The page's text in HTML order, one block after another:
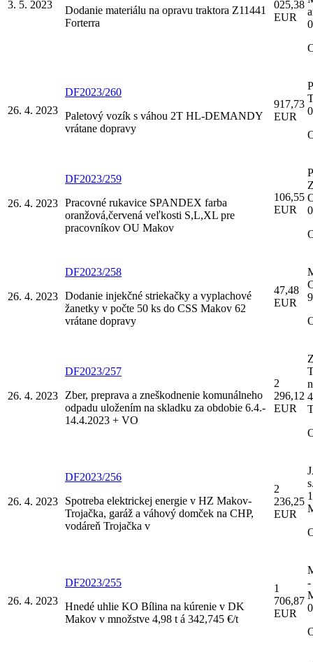
3. 5. 2023
Dodanie materiálu na opravu traktora Z11441
Forterra
025,38
EUR
26. 4. 2023
DF2023/260
Paletový vozík s váhou 2T HL-DEMANDY
vrátane dopravy
917,73
EUR
26. 4. 2023
DF2023/259
Pracovné rukavice SPANDEX farba
oranžová,červená veľkosti S,L,XL pre
pracovníkov OU Makov
106,55
EUR
26. 4. 2023
DF2023/258
Dodanie injekčné striekačky a vyplachové
žanetky v počte 50 ks do CSS Makov 62
vrátane dopravy
47,48
EUR
26. 4. 2023
DF2023/257
Zber, preprava a zneškodnenie komunálneho
odpadu uložením na skladku za obdobie 6.4.-
14.4.2023 + VO
2
296,12
EUR
26. 4. 2023
DF2023/256
Spotreba elektrickej energie v HZ Makov-
Trojačka, garáž a váhový domček na CHP,
vodáreň Trojačka v
2
236,25
EUR
26. 4. 2023
DF2023/255
Hnedé uhlie KO Bílina na kúrenie v DK
Makov v množstve 4,98 t á 342,745 €/t
1
706,87
EUR
-